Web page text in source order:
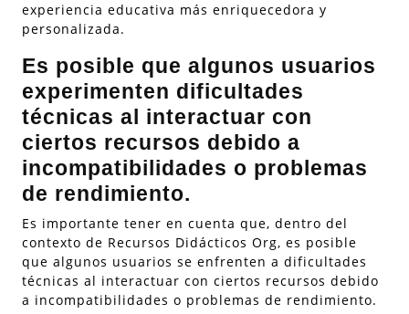
experiencia educativa más enriquecedora y
personalizada.
Es posible que algunos usuarios
experimenten dificultades
técnicas al interactuar con
ciertos recursos debido a
incompatibilidades o problemas
de rendimiento.
Es importante tener en cuenta que, dentro del
contexto de Recursos Didácticos Org, es posible
que algunos usuarios se enfrenten a dificultades
técnicas al interactuar con ciertos recursos debido
a incompatibilidades o problemas de rendimiento.